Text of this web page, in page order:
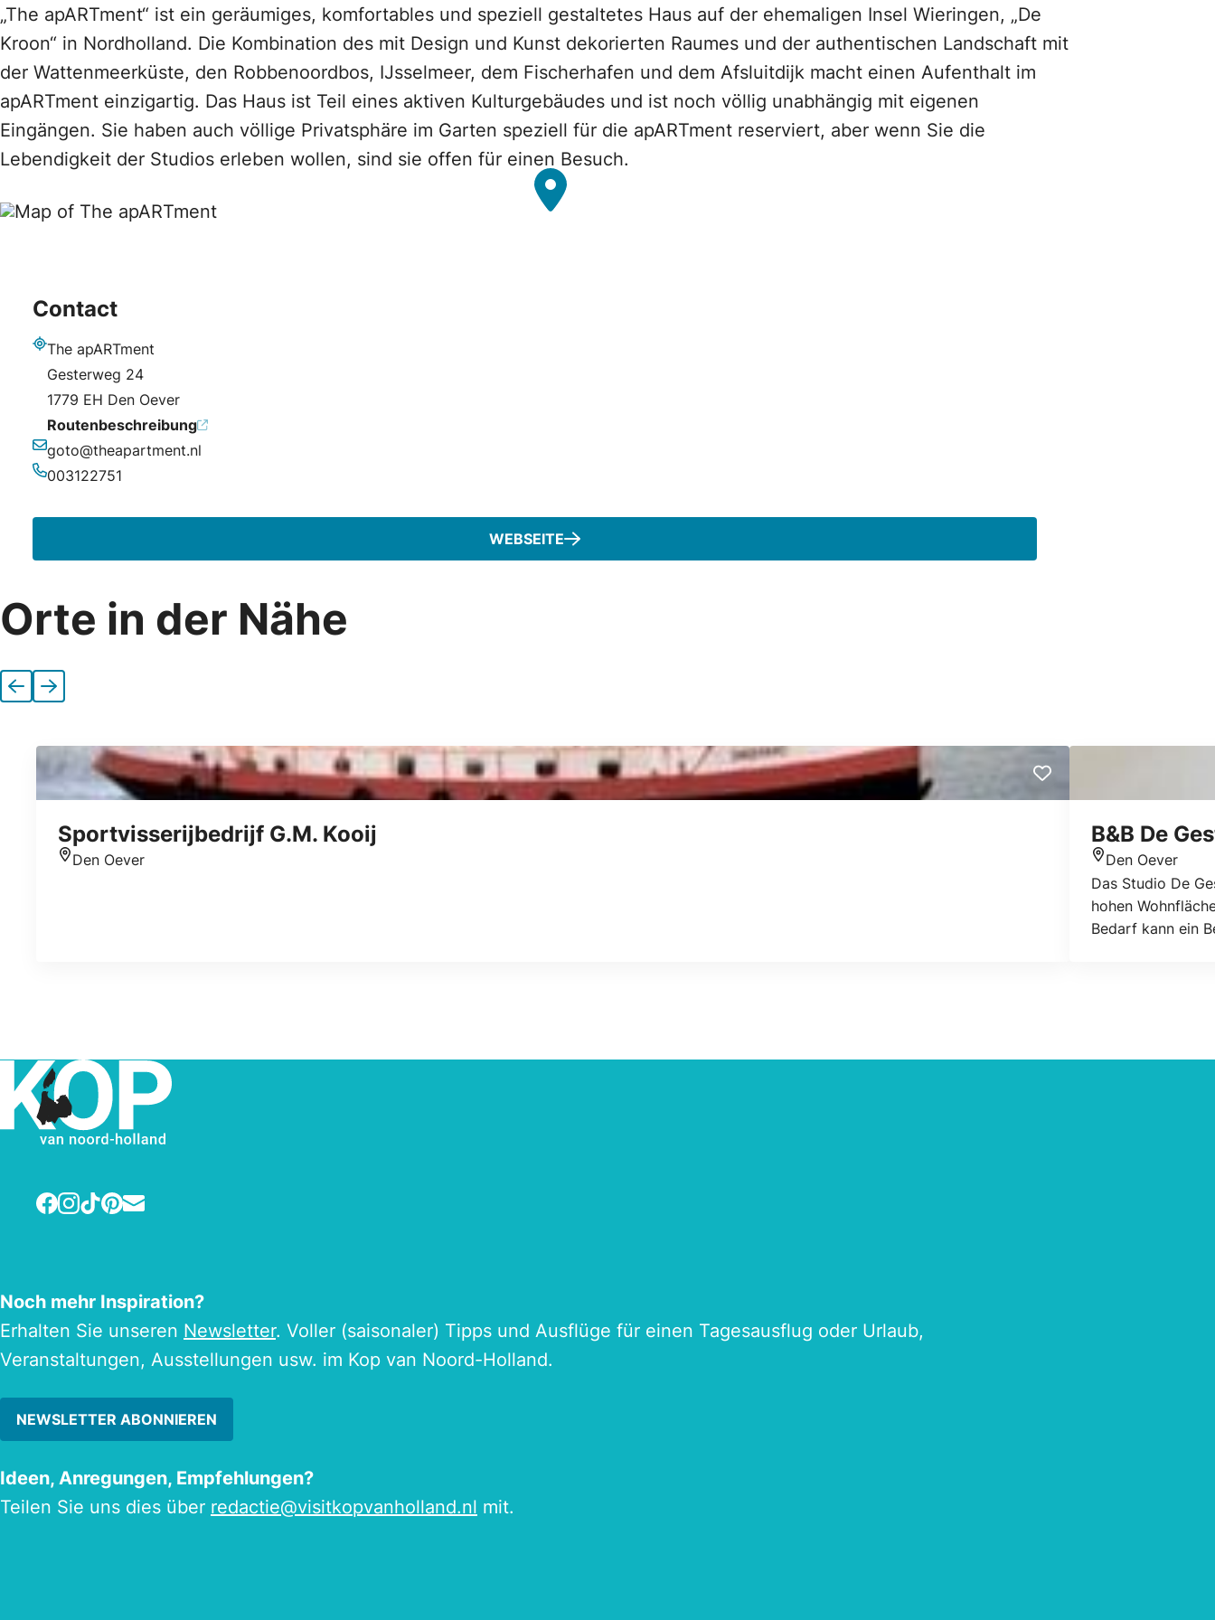
„The apARTment“ ist ein geräumiges, komfortables und speziell gestaltetes Haus auf der ehemaligen Insel Wieringen, „De
Kroon“ in Nordholland. Die Kombination des mit Design und Kunst dekorierten Raumes und der authentischen Landschaft mit
der Wattenmeerküste, den Robbenoordbos, IJsselmeer, dem Fischerhafen und dem Afsluitdijk macht einen Aufenthalt im
apARTment einzigartig. Das Haus ist Teil eines aktiven Kulturgebäudes und ist noch völlig unabhängig mit eigenen
Eingängen. Sie haben auch völlige Privatsphäre im Garten speziell für die apARTment reserviert, aber wenn Sie die
Lebendigkeit der Studios erleben wollen, sind sie offen für einen Besuch.
Contact
Adresse
The apARTment
Gesterweg 24
1779 EH Den Oever
Routenbeschreibung
E-Mail-Adresse
goto@theapartment.nl
003122751
WEBSEITE
Orte in der Nähe
Vorherige
Nächste
Sportvisserijbedrijf G.M. Kooij
Den Oever
B&B De
Standort
Den Oever
Das Studio De
hohen
Bedarf kann ein
Facebook
Instagram
TikTok
Pinterest
E-mail
Noch mehr Inspiration?
Erhalten Sie unseren Newsletter. Voller (saisonaler) Tipps und Ausflüge für einen Tagesausflug oder Urlaub,
Veranstaltungen, Ausstellungen usw. im Kop van Noord-Holland.
NEWSLETTER ABONNIEREN
Ideen, Anregungen, Empfehlungen?
Teilen Sie uns dies über redactie@visitkopvanholland.nl mit.